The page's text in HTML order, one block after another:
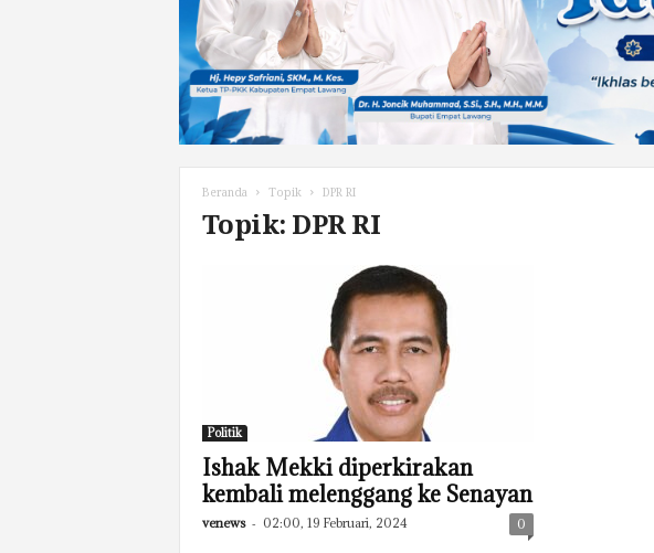
Beranda Topik DPR RI
Topik: DPR RI
Politik
Ishak Mekki diperkirakan
kembali melenggang ke Senayan
venews - 02:00, 19 Februari, 2024 0